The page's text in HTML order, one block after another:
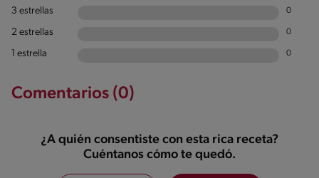
3 estrellas 0
2 estrellas 0
1 estrella 0
Comentarios (0)
¿A quién consentiste con esta rica receta?
Cuéntanos cómo te quedó.